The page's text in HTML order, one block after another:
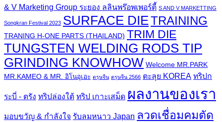
& V Marketing Group ระยอง ลลินพร๊อพเพอร์ตี้ S AND V MARKETTING
Songkran Festival 2023 SURFACE DIETRAINING
TRANING H-ONE PARTS (THAILAND) TRIM DIE
TUNGSTEN WELDING RODS TIP
GRINDING KNOWHOW Welcome MR.PARK
MR.KAMEO & MR. อิโนอุเอะ ตรุษจีน ตรุษจีน 2566 ตะลุย KOREA ทริปก
ระบี่ - ตรัง ทริปล่องใต้ ทริป เกาะเสม็ด ผลงานของเรา
มอบขวัญ & กำลังใจ รับลมหนาว Japan ลวดเชื่อมคมตัด